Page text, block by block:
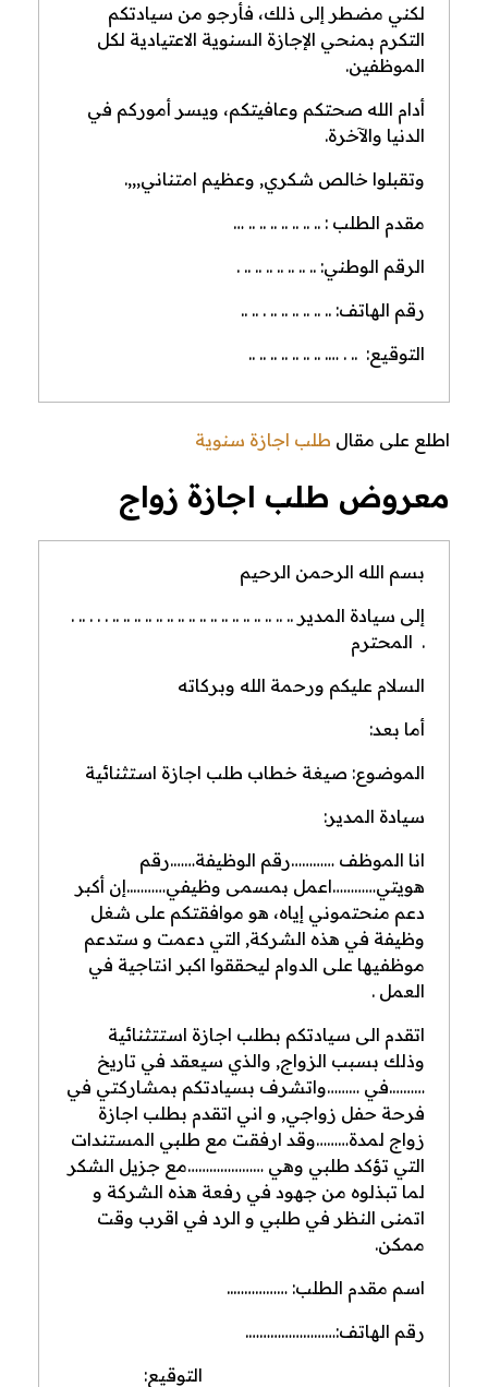
لكني مضطر إلى ذلك، فأرجو من سيادتكم
التكرم بمنحي الإجازة السنوية الاعتيادية لكل
الموظفين.
أدام الله صحتكم وعافيتكم، ويسر أموركم في
الدنيا والآخرة.
وتقبلوا خالص شكري, وعظيم امتناني,,,.
مقدم الطلب : .. .. .. .. .. .. .. …
الرقم الوطني: .. .. .. .. .. .. .. .
رقم الهاتف: .. .. .. .. .. .. . .. ..
التوقيع: .. . …. .. .. .. .. .. .. ..
اطلع على مقال طلب اجازة سنوية
معروض طلب اجازة زواج
بسم الله الرحمن الرحيم
إلى سيادة المدير .. .. .. .. .. .. .. .. .. .. .. .. .. .. .. .. .. . . . .. .
. المحترم
السلام عليكم ورحمة الله وبركاته
أما بعد:
الموضوع: صيغة خطاب طلب اجازة استثنائية
سيادة المدير:
انا الموظف …………رقم الوظيفة…….رقم
هويتي…………اعمل بمسمى وظيفي………..إن أكبر
دعم منحتموني إياه، هو موافقتكم على شغل
وظيفة في هذه الشركة, التي دعمت و ستدعم
موظفيها على الدوام ليحققوا اكبر انتاجية في
العمل .
اتقدم الى سيادتكم بطلب اجازة استتثنائية
وذلك بسبب الزواج, والذي سيعقد في تاريخ
……….في ………واتشرف بسيادتكم بمشاركتي في
فرحة حفل زواجي, و اني اتقدم بطلب اجازة
زواج لمدة………وقد ارفقت مع طلبي المستندات
التي تؤكد طلبي وهي …………………مع جزيل الشكر
لما تبذلوه من جهود في رفعة هذه الشركة و
اتمنى النظر في طلبي و الرد في اقرب وقت
ممكن.
اسم مقدم الطلب: ……………..
رقم الهاتف:…………………….
التوقيع: